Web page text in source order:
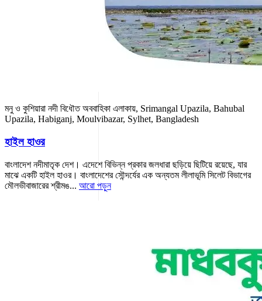
মনু ও কুশিয়ারা নদী বিধৌত অববাহিকা এলাকায়, Srimangal Upazila, Bahubal
Upazila, Habiganj, Moulvibazar, Sylhet, Bangladesh
হাইল হাওর
বাংলাদেশ নদীমাতৃক দেশ। এদেশে বিভিন্ন প্রকার জলধারা ছড়িয়ে ছিটিয়ে রয়েছে, যার
মাঝে একটি হাইল হাওর। বাংলাদেশের সৌন্দর্যের এক অন্যতম লীলাভূমি সিলেট বিভাগের
মৌলভীবাজারের শ্রীমঙ... আরো পড়ুন